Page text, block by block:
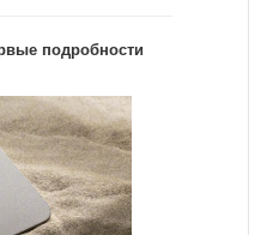
подробности